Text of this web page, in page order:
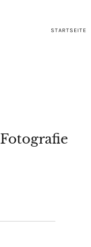
STARTSEITE
Fotografie